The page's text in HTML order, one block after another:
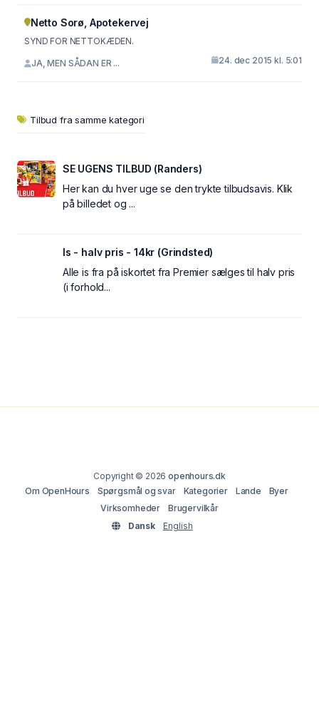
Netto Sorø, Apotekervej
SYND FOR NETTOKÆDEN.
JA, MEN SÅDAN ER ... 24. dec 2015 kl. 5:01
Tilbud fra samme kategori
SE UGENS TILBUD (Randers)
Her kan du hver uge se den trykte tilbudsavis. Klik
på billedet og ...
Is - halv pris - 14kr (Grindsted)
Alle is fra på iskortet fra Premier sælges til halv pris
(i forhold...
Copyright © 2026openhours.dk
Om OpenHours
Spørgsmål og svar Kategorier Lande
Byer
Virksomheder
Brugervilkår
Dansk
English